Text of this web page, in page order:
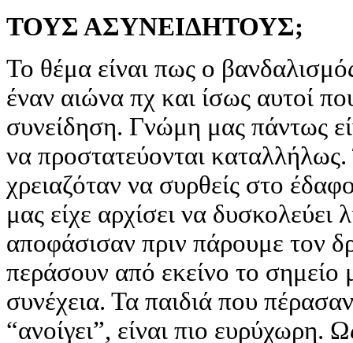
ΤΟΥΣ ΑΣΥΝΕΙΔΗΤΟΥΣ;
Το θέμα είναι πως ο
έναν αιώνα πχ και ίσως αυτοί
συνείδηση. Γνώμη μας πάντως
να προστατεύονται
χρειαζόταν να συρθείς στο
μας είχε αρχίσει να
αποφάσισαν πριν πάρουμε τον
περάσουν από εκείνο το σημείο
συνέχεια. Τα παιδιά που
“ανοίγει”, είναι πιο ευρύχωρη.